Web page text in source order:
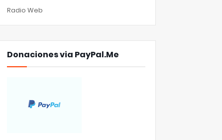
Radio Web
Donaciones via PayPal.Me